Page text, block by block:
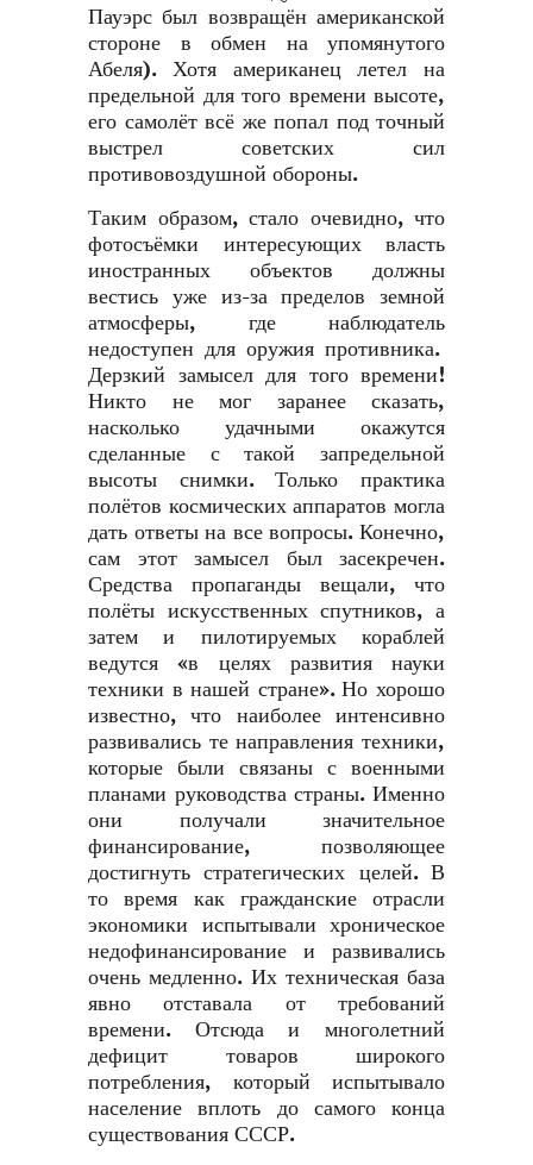
Пауэрс был возвращён американской
стороне в обмен на упомянутого
Абеля). Хотя американец летел на
предельной для того времени высоте,
его самолёт всё же попал под точный
выстрел советских сил
противовоздушной обороны.
Таким образом, стало очевидно, что
фотосъёмки интересующих власть
иностранных объектов должны
вестись уже из-за пределов земной
атмосферы, где наблюдатель
недоступен для оружия противника.
Дерзкий замысел для того времени!
Никто не мог заранее сказать,
насколько удачными окажутся
сделанные с такой запредельной
высоты снимки. Только практика
полётов космических аппаратов могла
дать ответы на все вопросы. Конечно,
сам этот замысел был засекречен.
Средства пропаганды вещали, что
полёты искусственных спутников, а
затем и пилотируемых кораблей
ведутся «в целях развития науки
техники в нашей стране». Но хорошо
известно, что наиболее интенсивно
развивались те направления техники,
которые были связаны с военными
планами руководства страны. Именно
они получали значительное
финансирование, позволяющее
достигнуть стратегических целей. В
то время как гражданские отрасли
экономики испытывали хроническое
недофинансирование и развивались
очень медленно. Их техническая база
явно отставала от требований
времени. Отсюда и многолетний
дефицит товаров широкого
потребления, который испытывало
население вплоть до самого конца
существования СССР.